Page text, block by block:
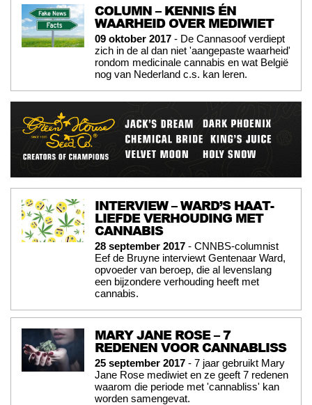
COLUMN – KENNIS ÉN
WAARHEID OVER MEDIWIET
09 oktober 2017 - De Cannasoof verdiept
zich in de al dan niet 'aangepaste waarheid'
rondom medicinale cannabis en wat België
nog van Nederland c.s. kan leren.
INTERVIEW – WARD’S HAAT-
LIEFDE VERHOUDING MET
CANNABIS
28 september 2017 - CNNBS-columnist
Eef de Bruyne interviewt Gentenaar Ward,
opvoeder van beroep, die al levenslang
een bijzondere verhouding heeft met
cannabis.
MARY JANE ROSE – 7
REDENEN VOOR CANNABLISS
25 september 2017 - 7 jaar gebruikt Mary
Jane Rose mediwiet en ze geeft 7 redenen
waarom die periode met 'cannabliss' kan
worden samengevat.